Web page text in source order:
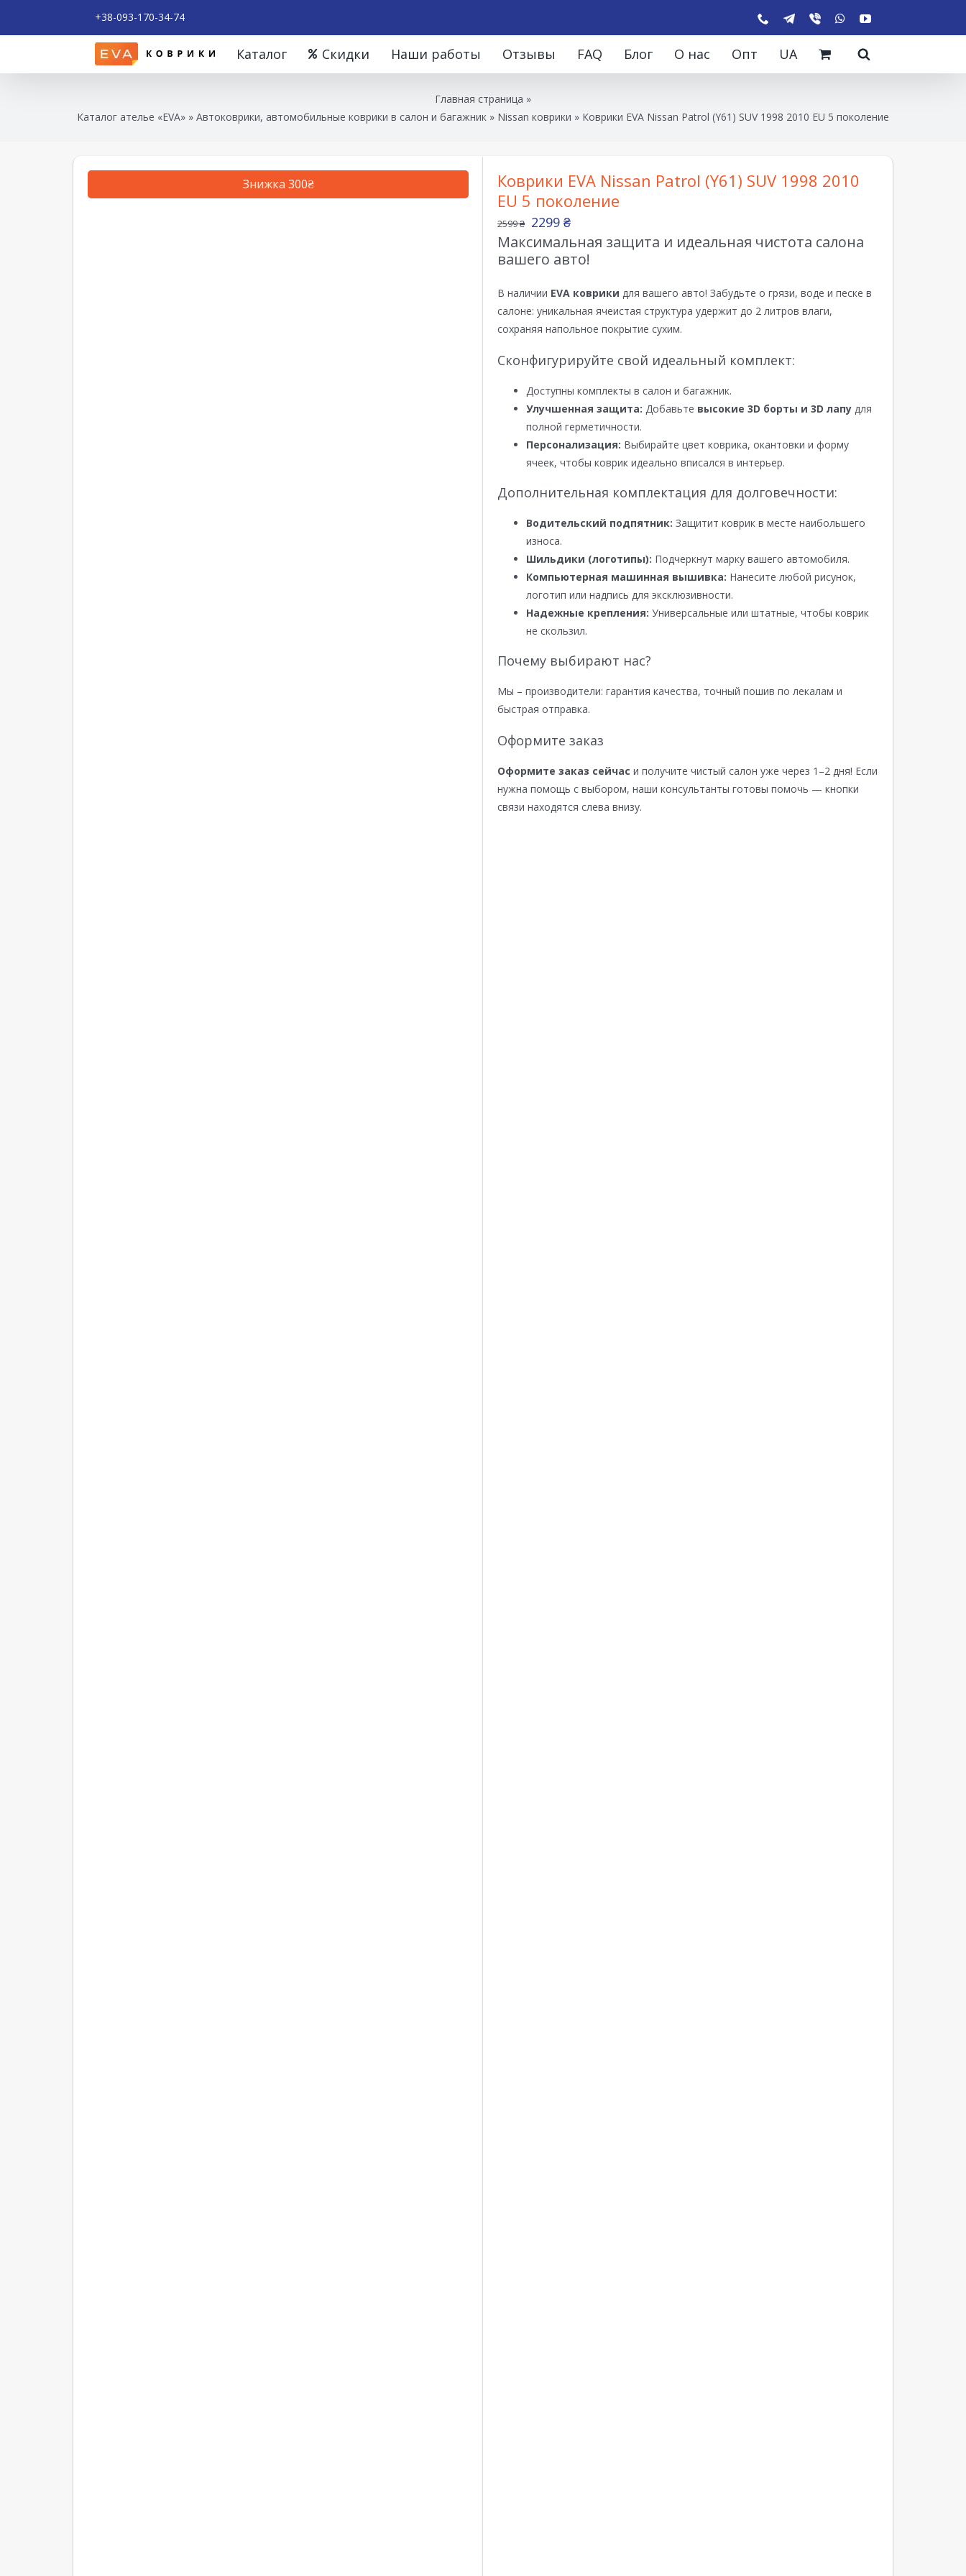
+38-093-170-34-74
Каталог Скидки Наши работы Отзывы FAQ Блог О нас Опт UA
Главная страница »
Каталог ателье «EVA» » Автоковрики, автомобильные коврики в салон и багажник » Nissan коврики » Коврики EVA Nissan Patrol (Y61) SUV 1998 2010 EU 5 поколение
Знижка 300₴
Коврики EVA Nissan Patrol (Y61) SUV 1998 2010
EU 5 поколение
2599₴ 2299 ₴
Максимальная защита и идеальная чистота салона
вашего авто!
В наличии EVA коврики для вашего авто! Забудьте о грязи, воде и песке в
салоне: уникальная ячеистая структура удержит до 2 литров влаги,
сохраняя напольное покрытие сухим.
Сконфигурируйте свой идеальный комплект:
Доступны комплекты в салон и багажник.
Улучшенная защита: Добавьте высокие 3D борты и 3D лапу для
полной герметичности.
Персонализация: Выбирайте цвет коврика, окантовки и форму
ячеек, чтобы коврик идеально вписался в интерьер.
Дополнительная комплектация для долговечности:
Водительский подпятник: Защитит коврик в месте наибольшего
износа.
Шильдики (логотипы): Подчеркнут марку вашего автомобиля.
Компьютерная машинная вышивка: Нанесите любой рисунок,
логотип или надпись для эксклюзивности.
Надежные крепления: Универсальные или штатные, чтобы коврик
не скользил.
Почему выбирают нас?
Мы – производители: гарантия качества, точный пошив по лекалам и
быстрая отправка.
Оформите заказ
Оформите заказ сейчас и получите чистый салон уже через 1–2 дня! Если
нужна помощь с выбором, наши консультанты готовы помочь — кнопки
связи находятся слева внизу.